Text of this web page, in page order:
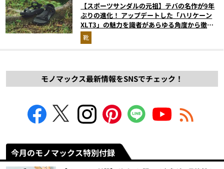
【スポーツサンダルの元祖】テバの名作が9年
ぶりの進化！ アップデートした「ハリケーン
XLT3」の魅力を識者があらゆる角度から徹底
解説！
靴
モノマックス最新情報をSNSでチェック！
今月のモノマックス特別付録